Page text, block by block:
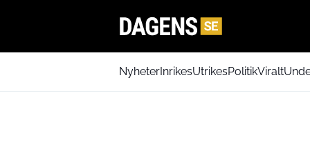
NyheterInrikesUtrikesPolitikViralt